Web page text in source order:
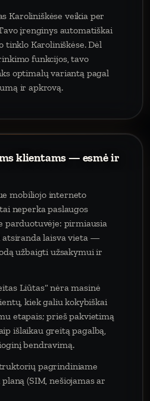
Karoliniškėse veikia per
įrenginys automatiškai
tinklo Karoliniškėse. Dėl
funkcijos, tavo
optimalų variantą pagal
ir apkrovą.
klientams — esmė ir
mobiliojo interneto
neperka paslaugos
parduotuvėje: pirmiausia
atsiranda laisva vieta —
užbaigti užsakymui ir
Liūtas“ nėra masinė
kiek galiu kokybiškai
etapais; prieš pakvietimą
išlaikau greitą pagalbą,
bendravimą.
pagrindiniame
(SIM, nešiojamas ar